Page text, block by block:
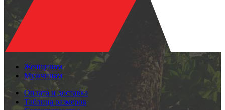
Женщинам
Мужчинам
Оплата и доставка
Таблица размеров